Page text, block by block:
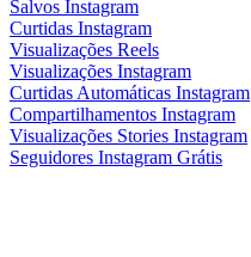
Salvos Instagram
Curtidas Instagram
Visualizações Reels
Visualizações Instagram
Curtidas Automáticas Instagram
Compartilhamentos Instagram
Visualizações Stories Instagram
Seguidores Instagram Grátis